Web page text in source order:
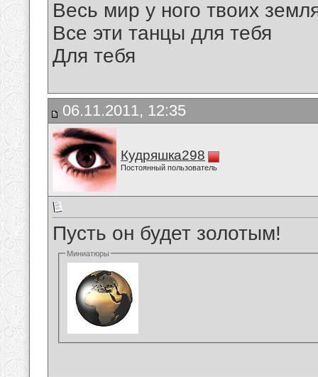
Весь мир у ного твоих
Все эти танцы для тебя
Для тебя
06.11.2011, 12:35
Кудряшка298
Постоянный пользователь
Пусть он будет золотым!
Миниатюры